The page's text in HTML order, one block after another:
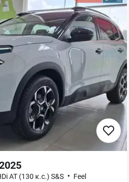
AT (130 к.с.) S&S • Feel